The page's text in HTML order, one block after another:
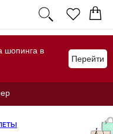
шопинга в
Перейти